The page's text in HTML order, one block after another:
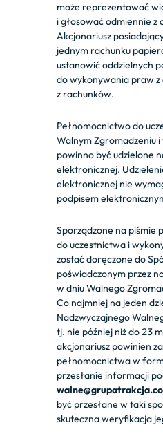
może reprezentować
i głosować odmiennie z
Akcjonariusz
jednym rachunku
ustanowić oddzielnych
do wykonywania praw z
z rachunków.
Pełnomocnictwo do
Walnym Zgromadzeniu
powinno być udzielone
elektronicznej.
elektronicznej nie
podpisem
Sporządzone na piśmie
do uczestnictwa i
zostać doręczone do
poświadczonym przez
w dniu Walnego
Co najmniej na jeden
Nadzwyczajnego
tj. nie później niż do 23
akcjonariusz powinien
pełnomocnictwa w
przesłanie informacji
być przesłane w taki
skuteczna weryfikacja